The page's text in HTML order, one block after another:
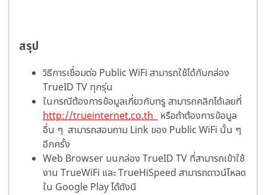
สรุป
วิธีการเชื่อมต่อ Public WiFi สามารถใช้ได้กับกล่อง
TrueID TV ทุกรุ่น
ในกรณีต้องการข้อมูลเกี่ยวกับทรู สามารถคลิกได้เลยที่
http://trueinternet.co.th หรือถ้าต้องการข้อมูล
อื่น ๆ สามารถสอบถาม Link ของ Public WiFi นั้น ๆ
อีกครั้ง
Web Browser บนกล่อง TrueID TV ที่สามารถเข้าใช้
งาน TrueWiFi และ TrueHiSpeed สามารถดาวน์โหลด
ใน Google Play ได้ดังนี